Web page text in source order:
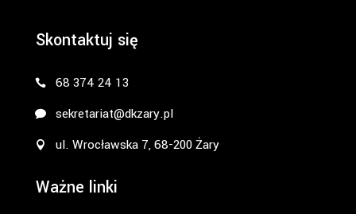
Skontaktuj się
68 374 24 13
sekretariat@dkzary.pl
ul. Wrocławska 7, 68-200 Żary
Ważne linki